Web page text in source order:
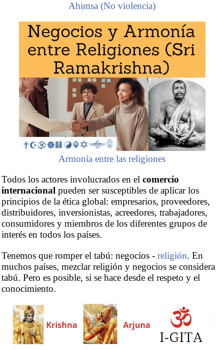
Ahimsa (No violencia)
Armonía entre las religiones
Todos los actores involucrados en el comercio
internacional pueden ser susceptibles de aplicar los
principios de la ética global: empresarios, proveedores,
distribuidores, inversionistas, acreedores, trabajadores,
consumidores y miembros de los diferentes grupos de
interés en todos los países.
Tenemos que romper el tabú: negocios - religión. En
muchos países, mezclar religión y negocios se considera
tabú. Pero es posible, si se hace desde el respeto y el
conocimiento.